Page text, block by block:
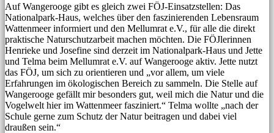
Auf Wangerooge gibt es gleich zwei FÖJ-Einsatzstellen: Das
Nationalpark-Haus, welches über den faszinierenden Lebensraum
Wattenmeer informiert und den Mellumrat e.V., für alle die direkt
praktische Naturschutzarbeit machen möchten. Die FÖJlerinnen
Henrieke und Josefine sind derzeit im Nationalpark-Haus und Jette
und Telma beim Mellumrat e.V. auf Wangerooge aktiv. Jette nutzt
das FÖJ, um sich zu orientieren und „vor allem, um viele
Erfahrungen im ökologischen Bereich zu sammeln. Die Stelle auf
Wangerooge gefällt mir besonders gut, weil mich die Natur und die
Vogelwelt hier im Wattenmeer fasziniert.“ Telma wollte „nach der
Schule gerne zum Schutz der Natur beitragen und dabei viel
draußen sein.“